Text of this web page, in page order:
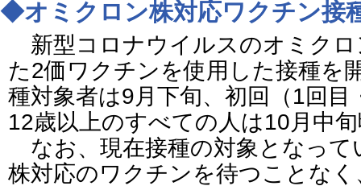
◆オミクロン株対応ワクチン接
新型コロナウイルスのオミクロ
た2価ワクチンを使用した接種を
種対象者は9月下旬、初回（1回
12歳以上のすべての人は10月中
なお、現在接種の対象となって
株対応のワクチンを待つことな